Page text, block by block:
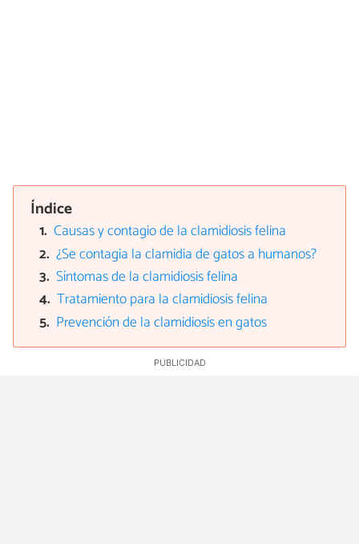
Índice
Causas y contagio de la clamidiosis felina
¿Se contagia la clamidia de gatos a humanos?
Síntomas de la clamidiosis felina
Tratamiento para la clamidiosis felina
Prevención de la clamidiosis en gatos